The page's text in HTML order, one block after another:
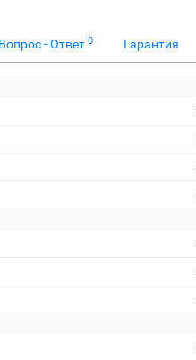
Вопрос - Ответ 0 Гарантия